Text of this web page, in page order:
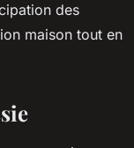
des
maison tout en